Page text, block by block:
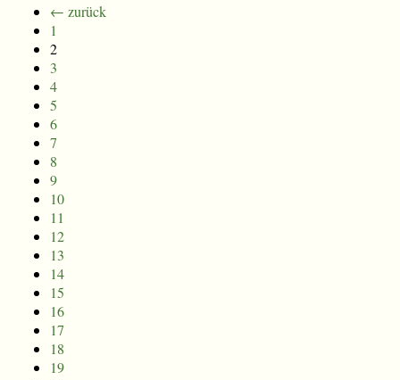
← zurück
1
2
3
4
5
6
7
8
9
10
11
12
13
14
15
16
17
18
19